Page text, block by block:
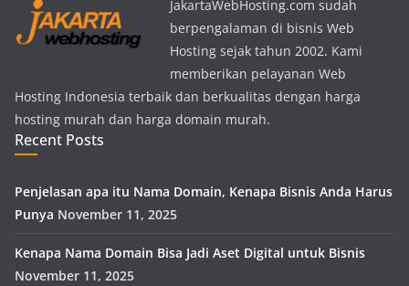
JakartaWebHosting.com sudah
berpengalaman di bisnis Web
Hosting sejak tahun 2002. Kami
memberikan pelayanan Web
Hosting Indonesia terbaik dan berkualitas dengan harga
hosting murah dan harga domain murah.
Recent Posts
Penjelasan apa itu Nama Domain, Kenapa Bisnis Anda Harus
Punya November 11, 2025
Kenapa Nama Domain Bisa Jadi Aset Digital untuk Bisnis
November 11, 2025